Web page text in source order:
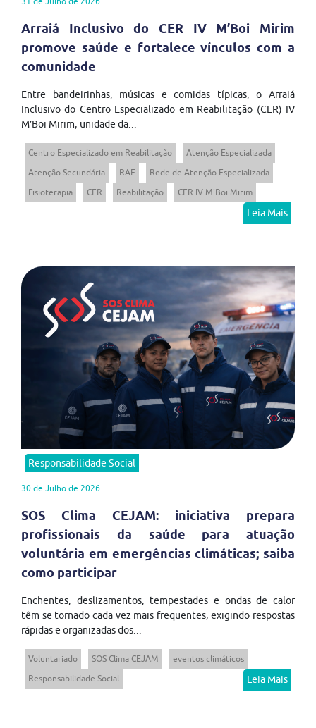
Arraiá Inclusivo do CER IV M’Boi Mirim
promove saúde e fortalece vínculos com a
comunidade
Entre bandeirinhas, músicas e comidas típicas, o Arraiá
Inclusivo do Centro Especializado em Reabilitação (CER) IV
M’Boi Mirim, unidade da...
Centro Especializado em Reabilitação
Atenção Especializada
Atenção Secundária
RAE
Rede de Atenção Especializada
Fisioterapia
CER Reabilitação CER IV M'Boi Mirim
Leia Mais
Responsabilidade Social
30 de Julho de 2026
SOS Clima CEJAM: iniciativa prepara
profissionais da saúde para atuação
voluntária em emergências climáticas; saiba
como participar
Enchentes, deslizamentos, tempestades e ondas de calor
têm se tornado cada vez mais frequentes, exigindo respostas
rápidas e organizadas dos...
Voluntariado SOS Clima CEJAM
eventos climáticos
Responsabilidade Social
Leia Mais